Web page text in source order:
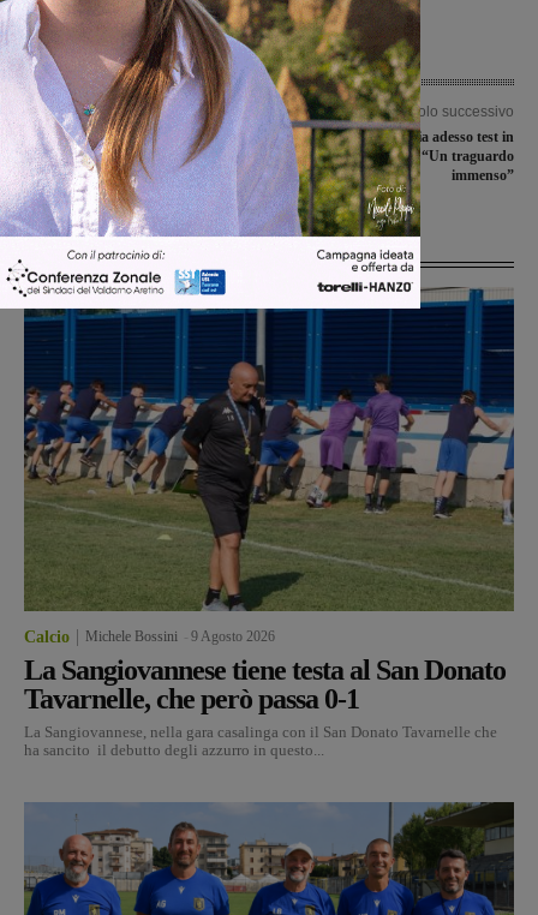
Articolo precedente
Covid-19, Fase 2, Confartigianato
chiede di riaprire le toelettature per
animali
Articolo successivo
Covid-19, alla Gruccia adesso test in
20 minuti. Chiassai: “Un traguardo
immenso”
Ultime Notizie
Calcio Michele Bossini 9 Agosto 2026
La Sangiovannese tiene testa al San Donato
Tavarnelle, che però passa 0-1
La Sangiovannese, nella gara casalinga con il San Donato Tavarnelle che
ha sancito il debutto degli azzurro in questo...